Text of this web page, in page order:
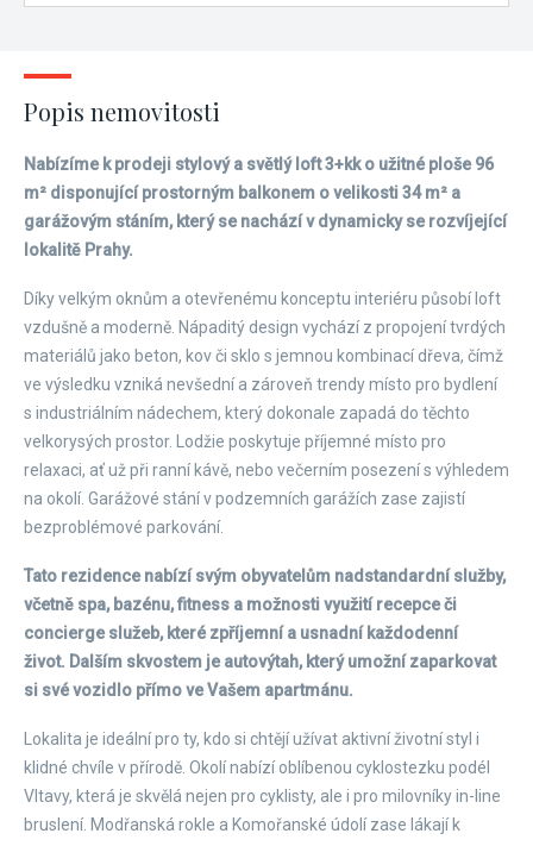
Popis nemovitosti
Nabízíme k prodeji stylový a světlý loft 3+kk o užitné ploše 96
m² disponující prostorným balkonem o velikosti 34 m² a
garážovým stáním, který se nachází v dynamicky se rozvíjející
lokalitě Prahy.
Díky velkým oknům a otevřenému konceptu interiéru působí loft
vzdušně a moderně. Nápaditý design vychází z propojení tvrdých
materiálů jako beton, kov či sklo s jemnou kombinací dřeva, čímž
ve výsledku vzniká nevšední a zároveň trendy místo pro bydlení
s industriálním nádechem, který dokonale zapadá do těchto
velkorysých prostor. Lodžie poskytuje příjemné místo pro
relaxaci, ať už při ranní kávě, nebo večerním posezení s výhledem
na okolí. Garážové stání v podzemních garážích zase zajistí
bezproblémové parkování.
Tato rezidence nabízí svým obyvatelům nadstandardní služby,
včetně spa, bazénu, fitness a možnosti využití recepce či
concierge služeb, které zpříjemní a usnadní každodenní
život. Dalším skvostem je autovýtah, který umožní zaparkovat
si své vozidlo přímo ve Vašem apartmánu.
Lokalita je ideální pro ty, kdo si chtějí užívat aktivní životní styl i
klidné chvíle v přírodě. Okolí nabízí oblíbenou cyklostezku podél
Vltavy, která je skvělá nejen pro cyklisty, ale i pro milovníky in-line
bruslení. Modřanská rokle a Komořanské údolí zase lákají k